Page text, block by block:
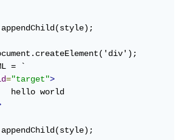
= `
="target">